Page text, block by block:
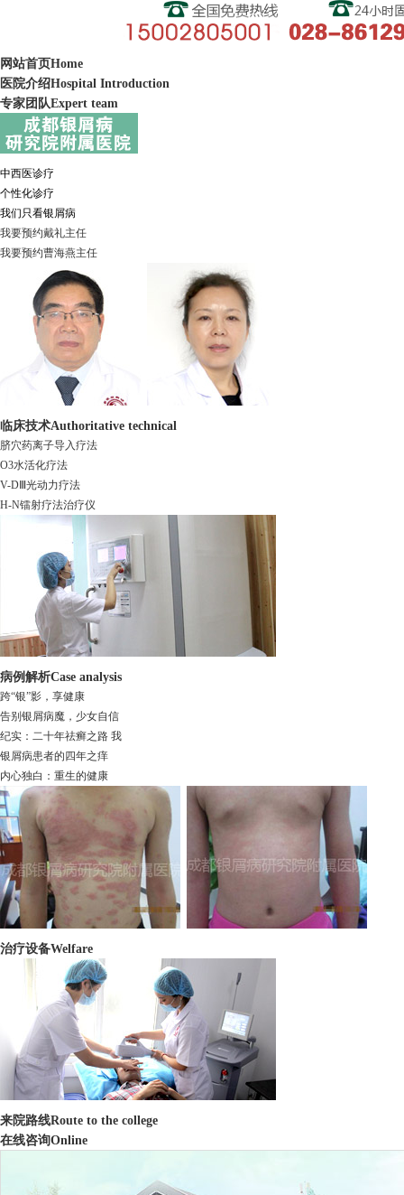
网站首页Home
医院介绍Hospital Introduction
专家团队Expert team
中西医诊疗
个性化诊疗
我们只看银屑病
我要预约戴礼主任
我要预约曹海燕主任
临床技术Authoritative technical
脐穴药离子导入疗法
O3水活化疗法
V-DⅢ光动力疗法
H-N镭射疗法治疗仪
病例解析Case analysis
跨“银”影，享健康
告别银屑病魔，少女自信
纪实：二十年祛癣之路 我
银屑病患者的四年之痒
内心独白：重生的健康
治疗设备Welfare
来院路线Route to the college
在线咨询Online